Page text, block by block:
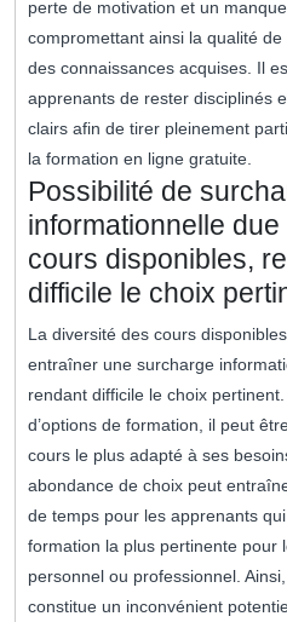
perte de motivation et un manque
compromettant ainsi la qualité
des connaissances acquises. Il
apprenants de rester disciplinés
clairs afin de tirer pleinement
la formation en ligne gratuite.
Possibilité de
informationnelle
cours disponibles,
difficile le choix
La diversité des cours
entraîner une surcharge
rendant difficile le choix
d’options de formation, il peut
cours le plus adapté à ses
abondance de choix peut
de temps pour les apprenants
formation la plus pertinente pour
personnel ou professionnel.
constitue un inconvénient